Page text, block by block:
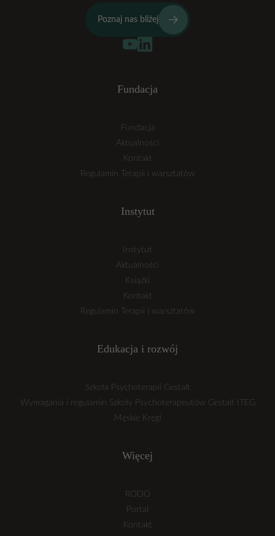
Poznaj nas bliżej
Fundacja
Fundacja
Aktualności
Kontakt
Regulamin Terapii i warsztatów
Instytut
Instytut
Aktualności
Książki
Kontakt
Regulamin Terapii i warsztatów
Edukacja i rozwój
Szkoła Psychoterapii Gestalt
Wymagania i regulamin Szkoły Psychoterapeutów Gestalt ITEG
Męskie Kręgi
Więcej
RODO
Portal
Kontakt